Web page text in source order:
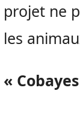
projet ne
les
«